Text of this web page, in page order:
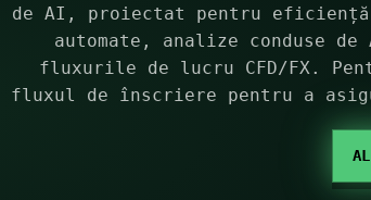
de AI, proiectat pentru
automate, analize conduse
fluxurile de lucru CFD/FX.
fluxul de înscriere pentru a